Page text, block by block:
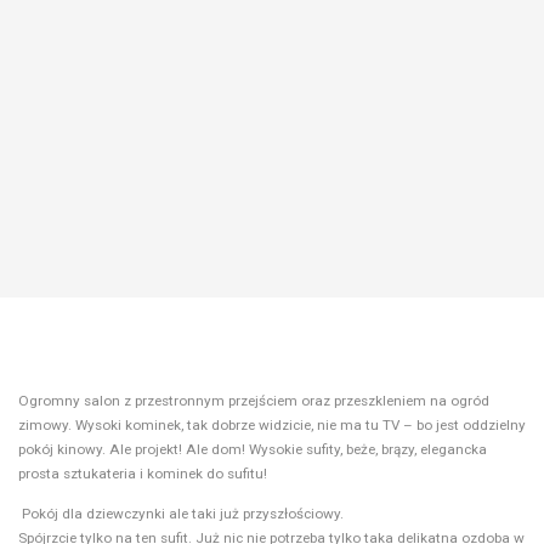
Ogromny salon z przestronnym przejściem oraz przeszkleniem na ogród
zimowy. Wysoki kominek, tak dobrze widzicie, nie ma tu TV – bo jest oddzielny
pokój kinowy. Ale projekt! Ale dom! Wysokie sufity, beże, brązy, elegancka
prosta sztukateria i kominek do sufitu!
Pokój dla dziewczynki ale taki już przyszłościowy.
Spójrzcie tylko na ten sufit. Już nic nie potrzeba tylko taka delikatna ozdoba w